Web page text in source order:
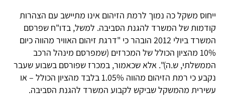
ייחוס משקל כה נמוך לרמת הזיהום אינו מתיישב עם הצהרות
קודמות של המשרד להגנת הסביבה. למשל, בדו"ח שפרסם
המשרד ביולי 2012 הובהר כי "דרגת זיהום האוויר מהווה כיום
10% מהציון הכולל של המכרזים (שמפרסם מינהל הרכב
הממשלתי, ש.ה)". אלא שכאמור, במכרז שפורסם בשבוע שעבר
נקבע כי רמת הזיהום מהווה 1.05% בלבד מהציון הכולל – או
עשירית מהמשקל שביקש לקבוע המשרד להגנת הסביבה.